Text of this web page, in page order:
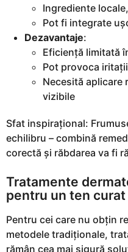
Ingrediente
Pot fi integrate
Dezavantaje:
Eficiență limitată
Pot provoca
Necesită aplicare
vizibile
Sfat inspirațional:
echilibru – combină
corectă și răbdarea va fi
Tratamente
pentru un ten curat
Pentru cei care nu obțin
metodele tradiționale,
rămân cea mai sigură